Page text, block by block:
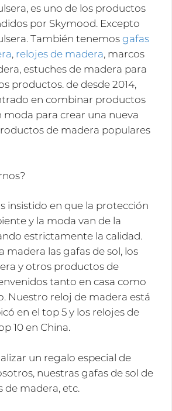
es uno de los productos
por Skymood. Excepto
También tenemos gafas
, relojes de madera, marcos
estuches de madera para
productos. de desde 2014,
en combinar productos
moda para crear una nueva
de madera populares
insistido en que la protección
y la moda van de la
estrictamente la calidad.
madera las gafas de sol, los
y otros productos de
tanto en casa como
Nuestro reloj de madera está
en el top 5 y los relojes de
10 en China.
un regalo especial de
nuestras gafas de sol de
de madera, etc.